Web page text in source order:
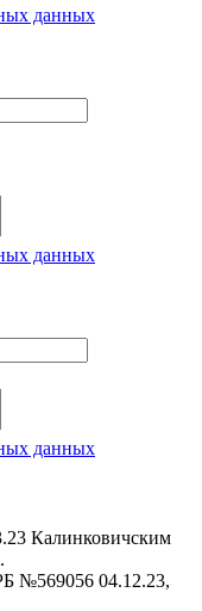
данных
данных
данных
Калинковичским
№569056 04.12.23,